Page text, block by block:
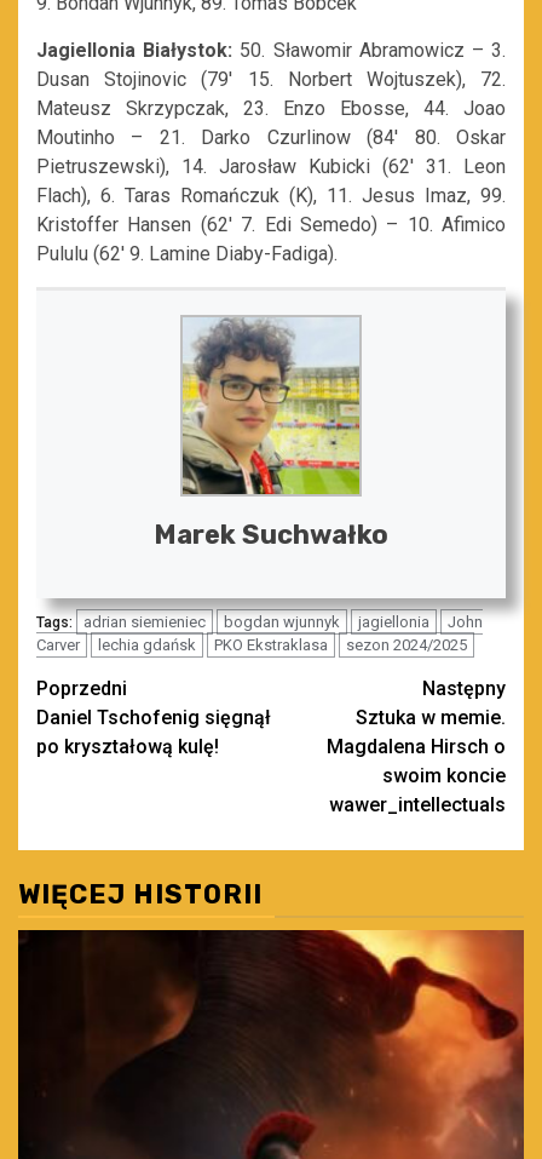
Jagiellonia Białystok: 50. Sławomir Abramowicz – 3.
Dusan Stojinovic (79′ 15. Norbert Wojtuszek), 72.
Mateusz Skrzypczak, 23. Enzo Ebosse, 44. Joao
Moutinho – 21. Darko Czurlinow (84′ 80. Oskar
Pietruszewski), 14. Jarosław Kubicki (62′ 31. Leon
Flach), 6. Taras Romańczuk (K), 11. Jesus Imaz, 99.
Kristoffer Hansen (62′ 7. Edi Semedo) – 10. Afimico
Pululu (62′ 9. Lamine Diaby-Fadiga).
Marek Suchwałko
Tags: adrian siemieniec bogdan wjunnyk jagiellonia
John
Carver
lechia gdańsk PKO Ekstraklasa sezon 2024/2025
Zobacz
wpisy
Poprzedni
Daniel Tschofenig sięgnął
po kryształową kulę!
Następny
Sztuka w memie.
Magdalena Hirsch o
swoim koncie
wawer_intellectuals
WIĘCEJ HISTORII